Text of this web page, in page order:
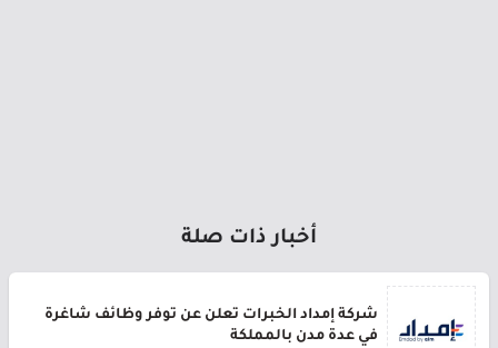
أخبار ذات صلة
شركة إمداد الخبرات تعلن عن توفر وظائف شاغرة
في عدة مدن بالمملكة